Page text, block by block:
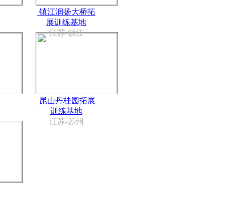
镇江润扬大桥拓
展训练基地
江苏-镇江
昆山丹桂园拓展
训练基地
江苏-苏州